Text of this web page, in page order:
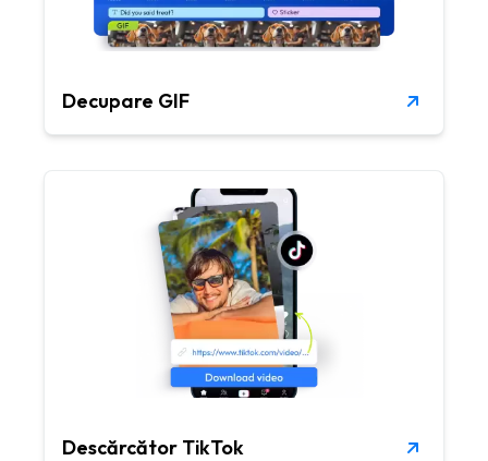
Decupare GIF
Descărcător TikTok